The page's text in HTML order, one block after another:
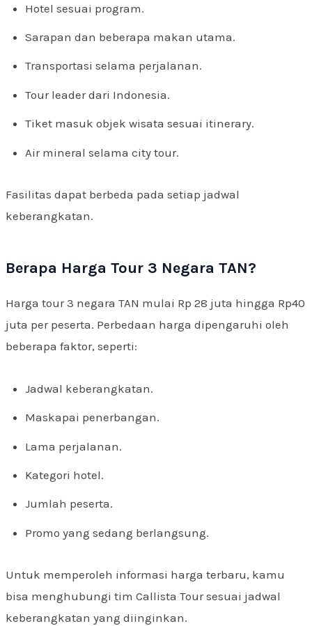
Hotel sesuai program.
Sarapan dan beberapa makan utama.
Transportasi selama perjalanan.
Tour leader dari Indonesia.
Tiket masuk objek wisata sesuai itinerary.
Air mineral selama city tour.
Fasilitas dapat berbeda pada setiap jadwal
keberangkatan.
Berapa Harga Tour 3 Negara TAN?
Harga tour 3 negara TAN mulai Rp 28 juta hingga Rp40
juta per peserta. Perbedaan harga dipengaruhi oleh
beberapa faktor, seperti:
Jadwal keberangkatan.
Maskapai penerbangan.
Lama perjalanan.
Kategori hotel.
Jumlah peserta.
Promo yang sedang berlangsung.
Untuk memperoleh informasi harga terbaru, kamu
bisa menghubungi tim Callista Tour sesuai jadwal
keberangkatan yang diinginkan.